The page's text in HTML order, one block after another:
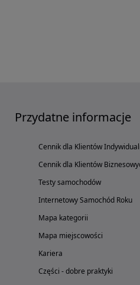
Przydatne informacje
Cennik dla Klientów
Cennik dla Klientów
Testy samochodów
Internetowy Samochód Roku
Mapa kategorii
Mapa miejscowości
Kariera
Części - dobre praktyki